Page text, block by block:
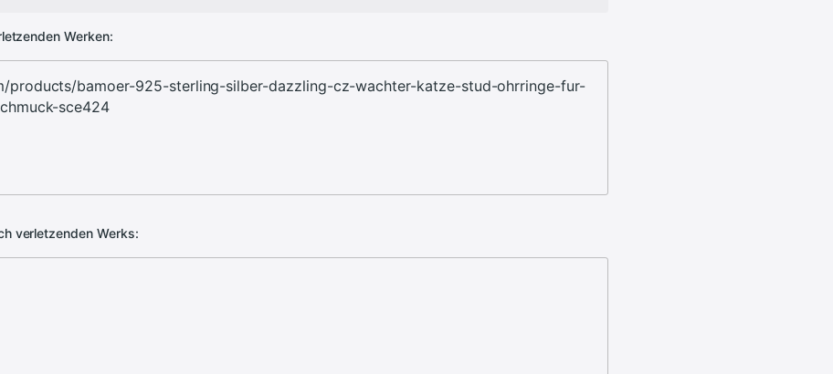
Werken:
verletzenden Werks: